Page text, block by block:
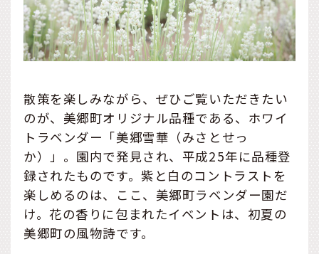
散策を楽しみながら、ぜひご覧いただきたい
のが、美郷町オリジナル品種である、ホワイ
トラベンダー「美郷雪華（みさとせっ
か）」。園内で発見され、平成25年に品種登
録されたものです。紫と白のコントラストを
楽しめるのは、ここ、美郷町ラベンダー園だ
け。花の香りに包まれたイベントは、初夏の
美郷町の風物詩です。